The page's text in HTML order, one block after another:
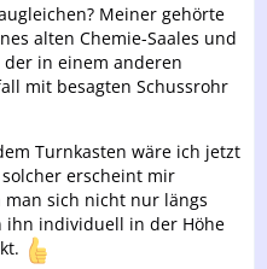
Meiner gehörte
alten Chemie-Saales und
in einem anderen
mit besagten Schussrohr
Turnkasten wäre ich jetzt
erscheint mir
sich nicht nur längs
ihn individuell in der Höhe